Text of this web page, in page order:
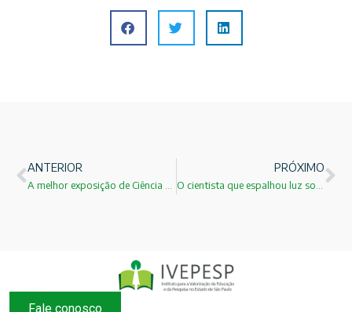
ANTERIOR PRÓXIMO
Fale conosco